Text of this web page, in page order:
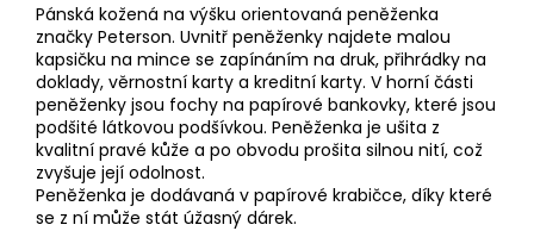
Pánská kožená na výšku orientovaná peněženka
značky Peterson. Uvnitř peněženky najdete malou
kapsičku na mince se zapínáním na druk, přihrádky na
doklady, věrnostní karty a kreditní karty. V horní části
peněženky jsou fochy na papírové bankovky, které jsou
podšité látkovou podšívkou. Peněženka je ušita z
kvalitní pravé kůže a po obvodu prošita silnou nití, což
zvyšuje její odolnost.
Peněženka je dodávaná v papírové krabičce, díky které
se z ní může stát úžasný dárek.